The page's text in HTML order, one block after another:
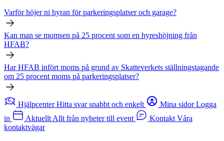
Varför höjer ni hyran för parkeringsplatser och garage?
Kan man se momsen på 25 procent som en hyreshöjning från
HFAB?
HarHFAB infört moms på grund av Skatteverkets ställningstagande
om 25 procent moms på parkeringsplatser?
Hjälpcenter Hitta svar snabbt och enkelt Mina sidor Logga
in
Aktuellt Allt från nyheter till event Kontakt Våra
kontaktvägar